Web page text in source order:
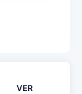
VER